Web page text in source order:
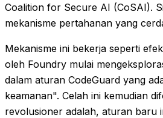
Coalition for Secure AI (CoSAI).
mekanisme pertahanan yang
Mekanisme ini bekerja seperti
oleh Foundry mulai
dalam aturan CodeGuard yang
keamanan". Celah ini kemudian
revolusioner adalah, aturan baru